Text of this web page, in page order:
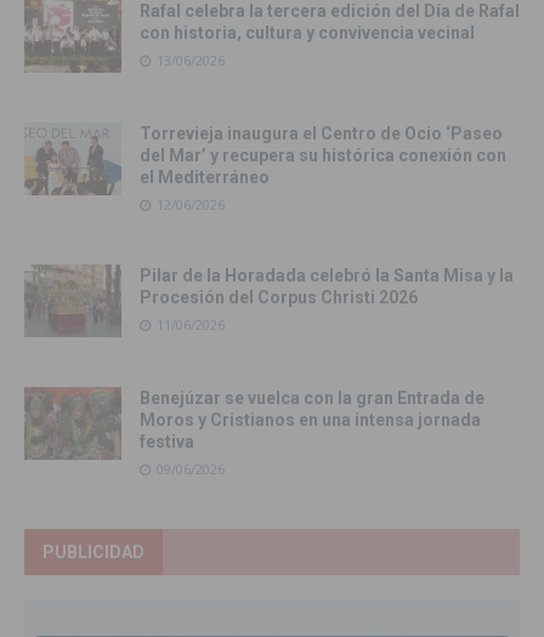
Rafal celebra la tercera edición del Día de Rafal
con historia, cultura y convivencia vecinal
13/06/2026
Torrevieja inaugura el Centro de Ocio ‘Paseo
del Mar’ y recupera su histórica conexión con
el Mediterráneo
12/06/2026
Pilar de la Horadada celebró la Santa Misa y la
Procesión del Corpus Christi 2026
11/06/2026
Benejúzar se vuelca con la gran Entrada de
Moros y Cristianos en una intensa jornada
festiva
09/06/2026
PUBLICIDAD